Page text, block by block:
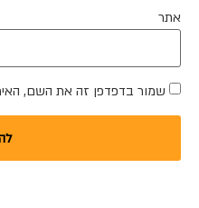
אתר
שמור בדפדפן זה את השם,